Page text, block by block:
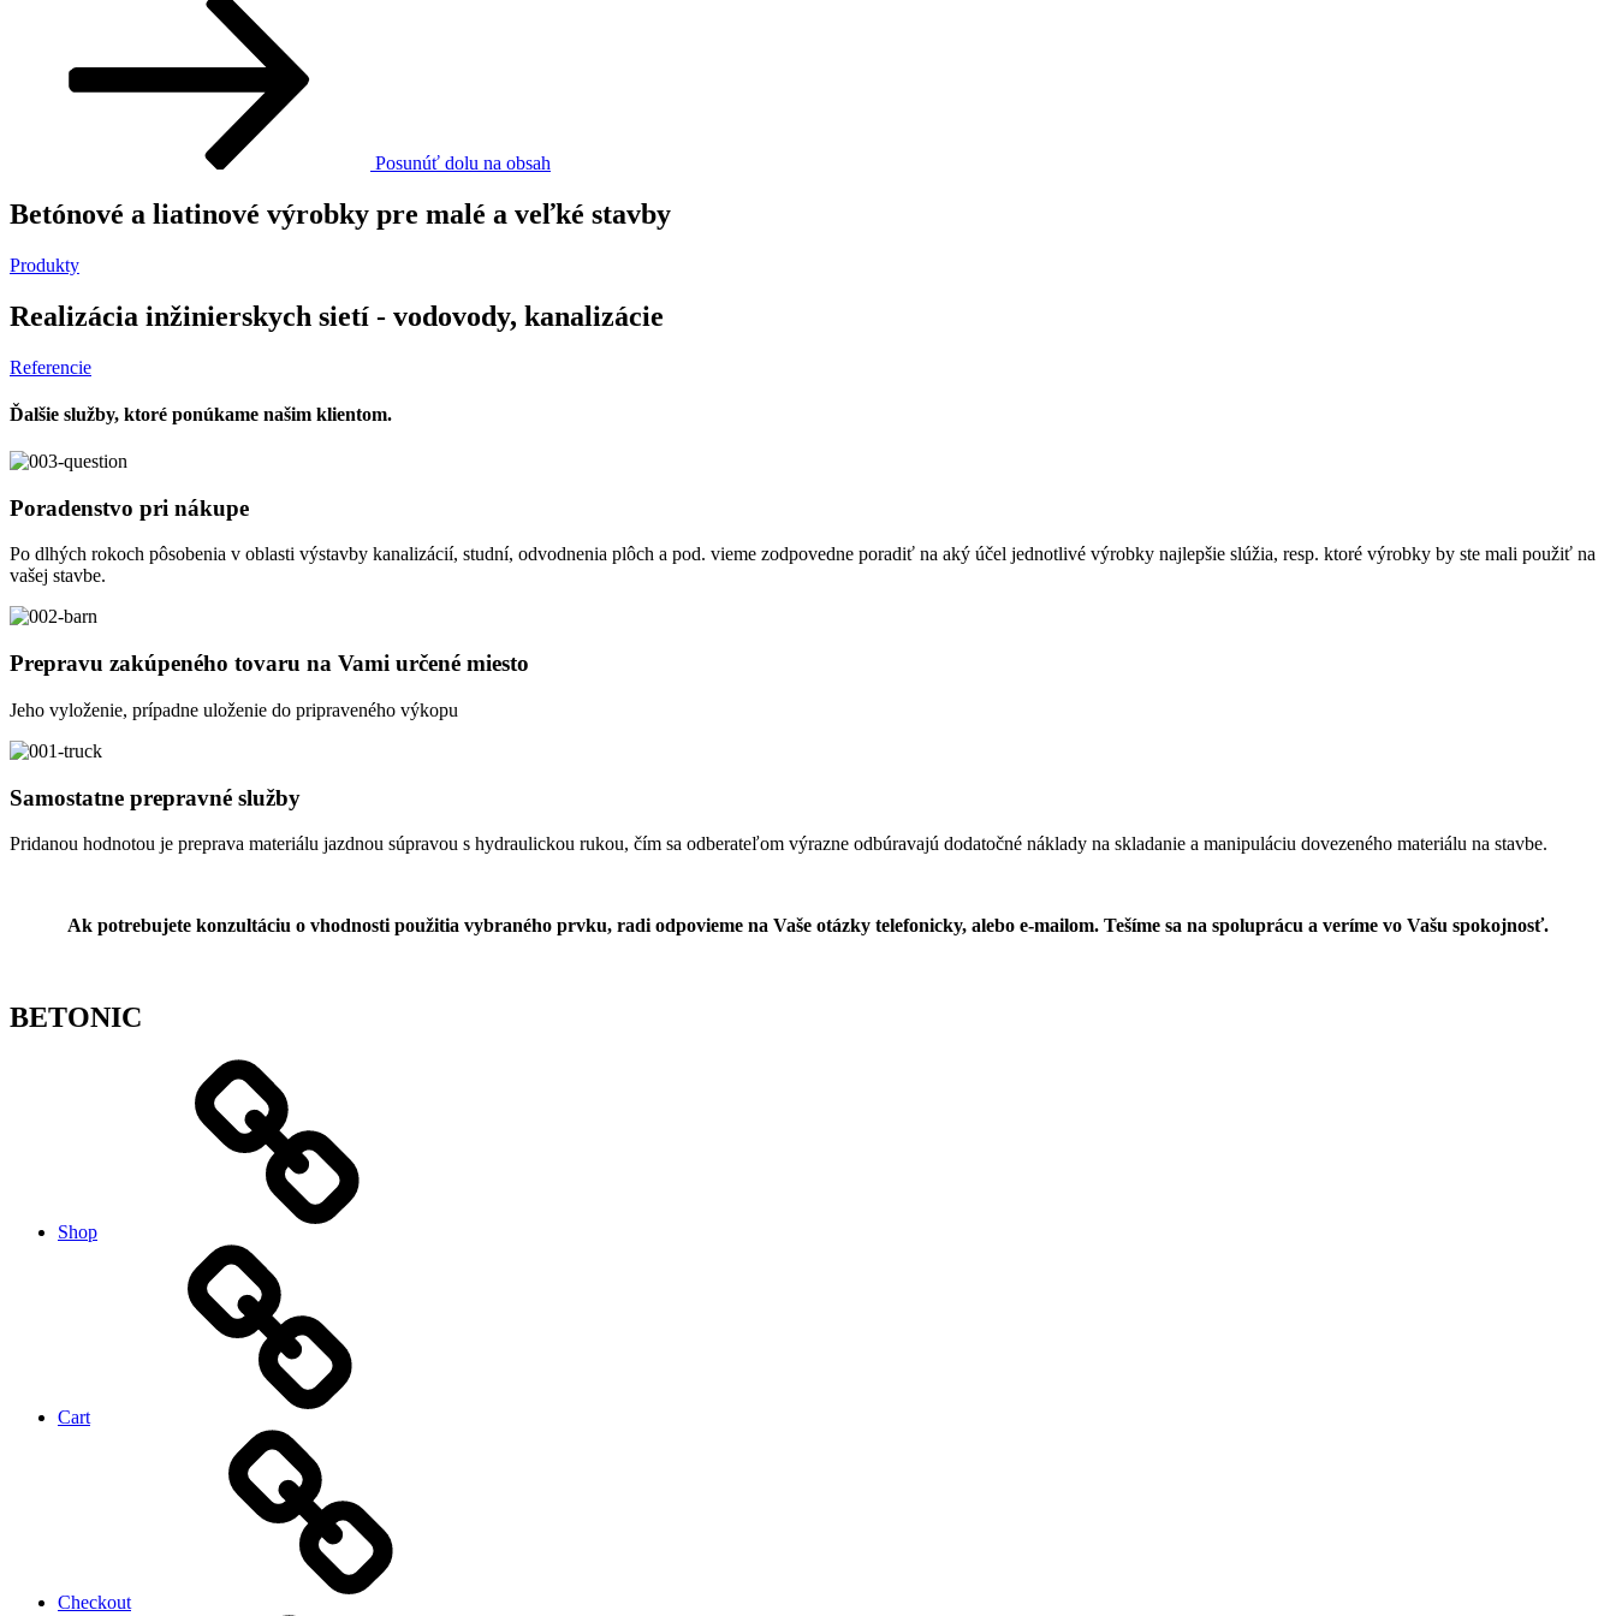
Posunúť dolu na obsah
Betónové a liatinové výrobky pre malé a veľké stavby
Produkty
Realizácia inžinierskych sietí - vodovody, kanalizácie
Referencie
Ďalšie služby, ktoré ponúkame našim klientom.
Poradenstvo pri nákupe
Po dlhých rokoch pôsobenia v oblasti výstavby kanalizácií, studní, odvodnenia plôch a pod. vieme zodpovedne poradiť na aký účel jednotlivé výrobky najlepšie slúžia, resp. ktoré výrobky by ste mali použiť na
vašej stavbe.
Prepravu zakúpeného tovaru na Vami určené miesto
Jeho vyloženie, prípadne uloženie do pripraveného výkopu
Samostatne prepravné služby
Pridanou hodnotou je preprava materiálu jazdnou súpravou s hydraulickou rukou, čím sa odberateľom výrazne odbúravajú dodatočné náklady na skladanie a manipuláciu dovezeného materiálu na stavbe.
Ak potrebujete konzultáciu o vhodnosti použitia vybraného prvku, radi odpovieme na Vaše otázky telefonicky, alebo e-mailom. Tešíme sa na spoluprácu a veríme vo Vašu spokojnosť.
BETONIC
Shop
Cart
Checkout